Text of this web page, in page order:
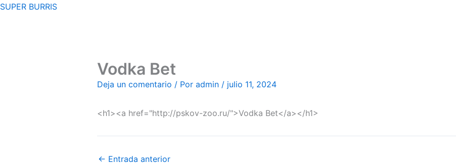
Ir
SUPER BURRIS
Vodka Bet
Deja un comentario / Por admin / julio 11, 2024
<h1><a href="http://pskov-zoo.ru/">Vodka Bet</a></h1>
← Entrada anterior